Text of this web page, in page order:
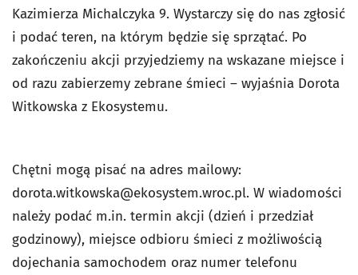
Kazimierza Michalczyka 9. Wystarczy się do nas zgłosić
i podać teren, na którym będzie się sprzątać. Po
zakończeniu akcji przyjedziemy na wskazane miejsce i
od razu zabierzemy zebrane śmieci – wyjaśnia Dorota
Witkowska z Ekosystemu.
Chętni mogą pisać na adres mailowy:
dorota.witkowska@ekosystem.wroc.pl. W wiadomości
należy podać m.in. termin akcji (dzień i przedział
godzinowy), miejsce odbioru śmieci z możliwością
dojechania samochodem oraz numer telefonu